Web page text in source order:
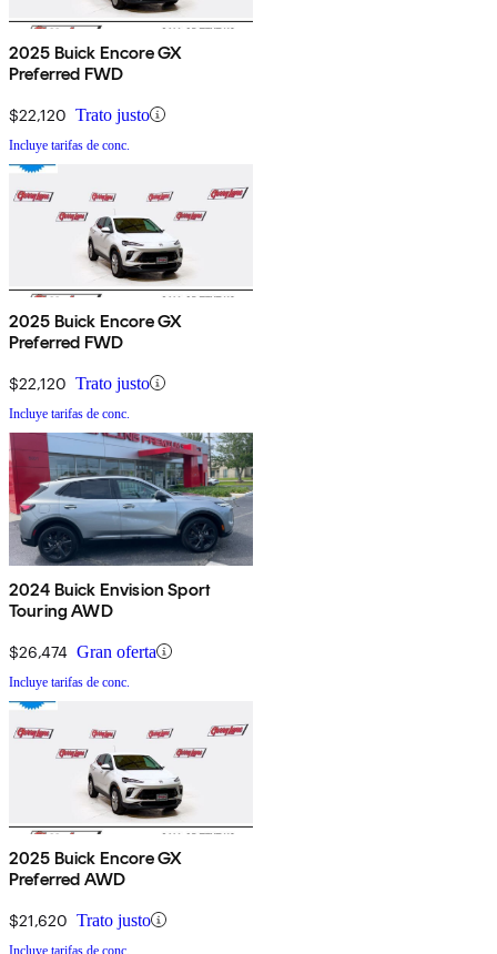
2025 Buick Encore GX
Preferred FWD
$22,120 Trato justo
Incluye tarifas de conc.
2025 Buick Encore GX
Preferred FWD
$22,120 Trato justo
Incluye tarifas de conc.
2024 Buick Envision Sport
Touring AWD
$26,474 Gran oferta
Incluye tarifas de conc.
2025 Buick Encore GX
Preferred AWD
$21,620 Trato justo
Incluye tarifas de conc.